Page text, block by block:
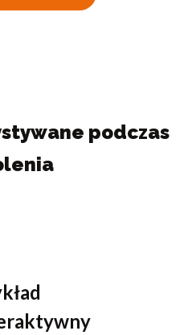
podczas